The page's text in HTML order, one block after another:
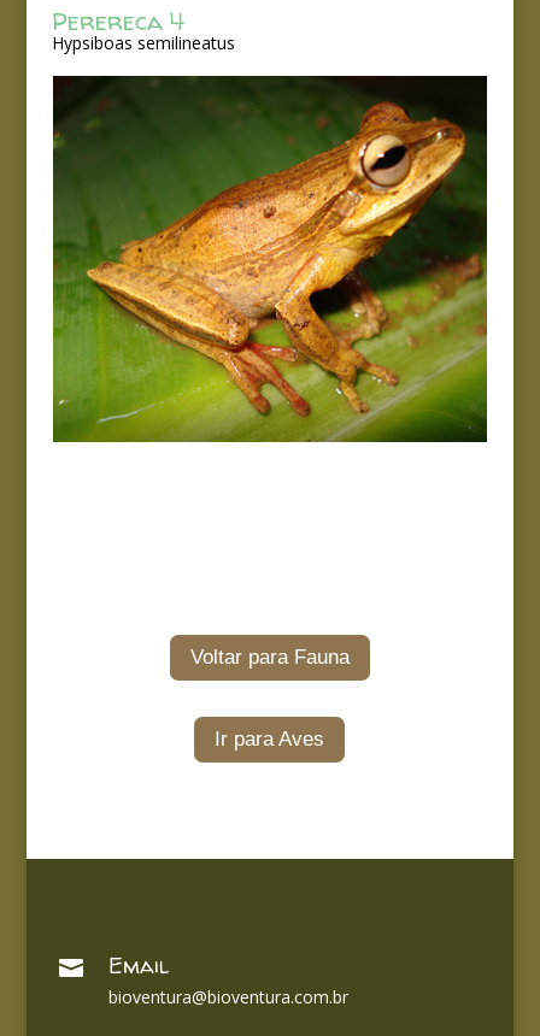
Perereca 4
Hypsiboas semilineatus
Voltar para Fauna
Ir para Aves
 Email
bioventura@bioventura.com.br